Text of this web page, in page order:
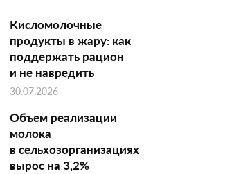
Кисломолочные
продукты в жару: как
поддержать рацион
и не навредить
30.07.2026
Объем реализации
молока
в сельхозорганизациях
вырос на 3,2%